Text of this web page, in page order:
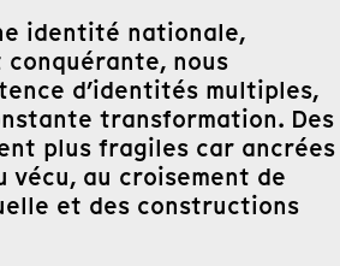
identité nationale,
nous
d’identités multiples,
transformation. Des
plus fragiles car ancrées
vécu, au croisement de
et des constructions